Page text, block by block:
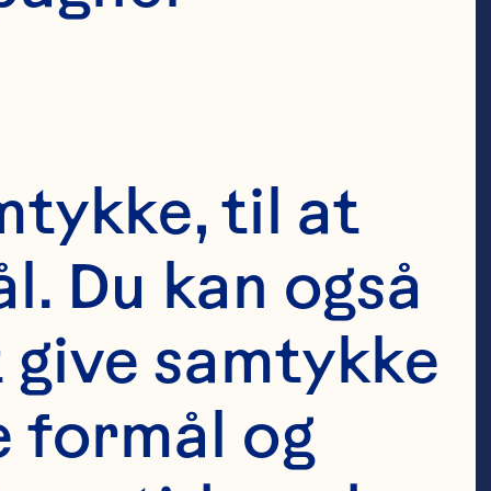
and
nydes i
til at
Du kan også
samtykke
formål og